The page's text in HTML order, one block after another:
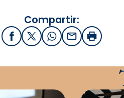
Compartir:
FacebookX / Twitter
WhatsApp
EmailImprimir